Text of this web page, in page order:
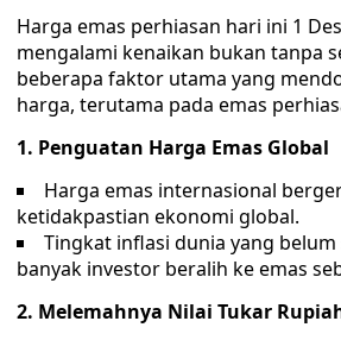
Harga emas perhiasan hari ini 1
mengalami kenaikan bukan tanpa
beberapa faktor utama yang
harga, terutama pada emas
1. Penguatan Harga Emas Global
Harga emas internasional
ketidakpastian ekonomi global.
Tingkat inflasi dunia yang
banyak investor beralih ke emas
2. Melemahnya Nilai Tukar